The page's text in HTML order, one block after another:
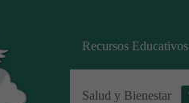
Recursos Educativos
Salud y Bienestar